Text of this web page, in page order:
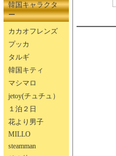
韓国キャラクタ
ー
カカオフレンズ
プッカ
タルギ
韓国キティ
マシマロ
jetoy(チュチュ）
１泊２日
花より男子
MILLO
steamman